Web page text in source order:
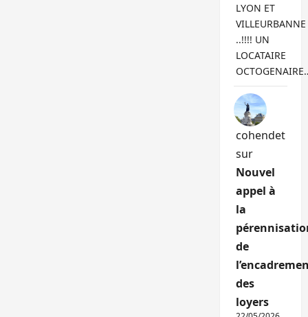
LYON ET
VILLEURBANNE
..!!!! UN
LOCATAIRE
cohendet
sur
Nouvel
appel à
la
de
des
loyers